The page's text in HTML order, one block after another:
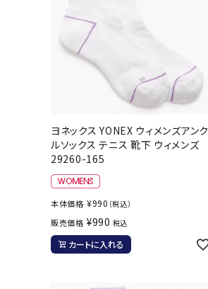
INFORMATIOM
メルマガ登録
特定商取引法
プライバシーポリシー
ヨネックス YONEX ウィメンズアンク
ルソックス テニス 靴下 ウィメンズ
29260-165
本体価格 ¥990 （税込）
販売価格 ¥990 税込
カートに入れる